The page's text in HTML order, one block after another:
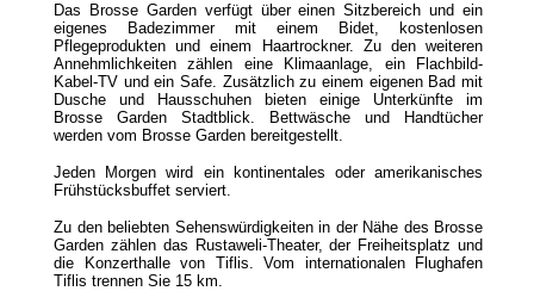
Das Brosse Garden verfügt über einen Sitzbereich und ein
eigenes Badezimmer mit einem Bidet, kostenlosen
Pflegeprodukten und einem Haartrockner. Zu den weiteren
Annehmlichkeiten zählen eine Klimaanlage, ein Flachbild-
Kabel-TV und ein Safe. Zusätzlich zu einem eigenen Bad mit
Dusche und Hausschuhen bieten einige Unterkünfte im
Brosse Garden Stadtblick. Bettwäsche und Handtücher
werden vom Brosse Garden bereitgestellt.
Jeden Morgen wird ein kontinentales oder amerikanisches
Frühstücksbuffet serviert.
Zu den beliebten Sehenswürdigkeiten in der Nähe des Brosse
Garden zählen das Rustaweli-Theater, der Freiheitsplatz und
die Konzerthalle von Tiflis. Vom internationalen Flughafen
Tiflis trennen Sie 15 km.